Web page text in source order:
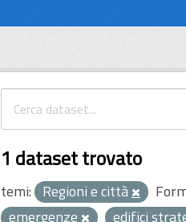
1 dataset trovato
temi: Regioni e città
emergenze
edifici